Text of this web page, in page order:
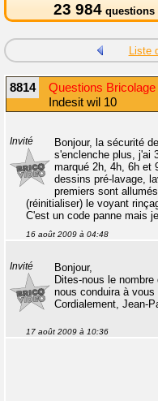
23 984 questions
Liste
8814 Questions Bricolage
Indesit wil 10
Invité
Bonjour, la sécurité
s'enclenche plus, j'ai
marqué 2h, 4h, 6h et
dessins pré-lavage,
premiers sont
(réinitialiser) le voyant
C'est un code panne mais
16 août 2009 à 04:48
Invité
Bonjour,
Dites-nous le
nous conduira à
Cordialement, Jean-
17 août 2009 à 10:36